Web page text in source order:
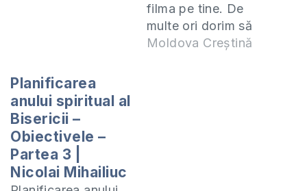
filma pe tine. De
multe ori dorim să
lucrăm pentru
Moldova Creștină
Planificarea
anului spiritual al
Bisericii –
Obiectivele –
Partea 3 |
Nicolai Mihailiuc